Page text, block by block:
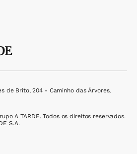
de Brito, 204 - Caminho das Árvores,
A TARDE. Todos os direitos reservados.
S.A.